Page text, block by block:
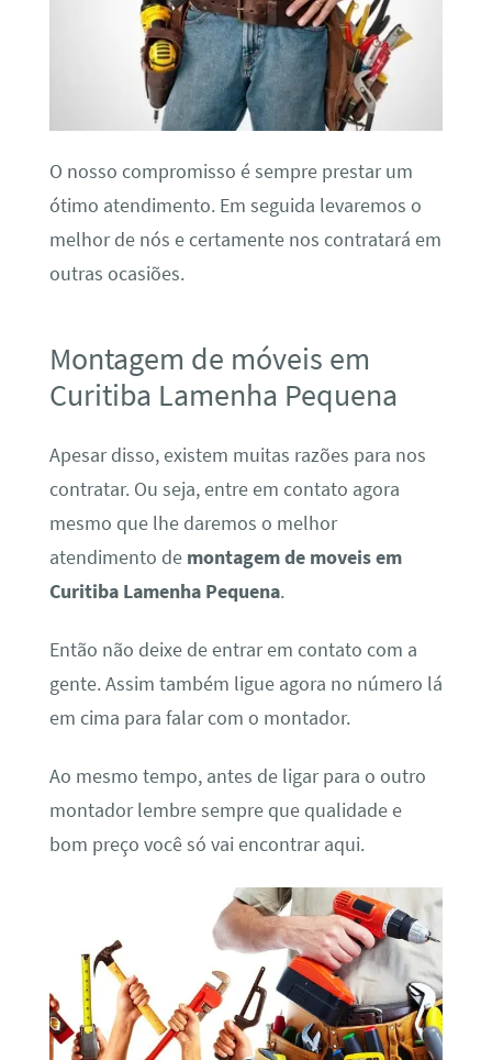
O nosso compromisso é sempre prestar um
ótimo atendimento. Em seguida levaremos o
melhor de nós e certamente nos contratará em
outras ocasiões.
Montagem de móveis em
Curitiba Lamenha Pequena
Apesar disso, existem muitas razões para nos
contratar. Ou seja, entre em contato agora
mesmo que lhe daremos o melhor
atendimento de montagem de moveis em
Curitiba Lamenha Pequena.
Então não deixe de entrar em contato com a
gente. Assim também ligue agora no número lá
em cima para falar com o montador.
Ao mesmo tempo, antes de ligar para o outro
montador lembre sempre que qualidade e
bom preço você só vai encontrar aqui.